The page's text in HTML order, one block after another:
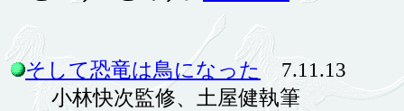
そして恐竜は鳥になった7.11.13
小林快次監修、土屋健執筆